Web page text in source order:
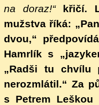
na doraz!“
křičí.
mužstva říká:
dvou,“
Hamrlík s
„Radši tu chvílu
nerozmlátil.“ Za
s Petrem Leškou